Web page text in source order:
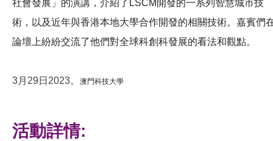
社會發展」的演講，介紹了LSCM開發的一系列智慧城市技
術，以及近年與香港本地大學合作開發的相關技術。嘉賓們
論壇上紛紛交流了他們對全球科創科發展的看法和觀點。
3月29日2023。 澳門科技大學
活動詳情: